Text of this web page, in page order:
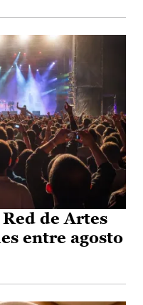
de Artes
entre agosto